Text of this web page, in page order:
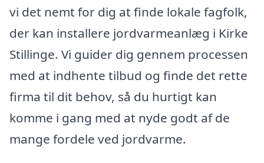
vi det nemt for dig at finde lokale fagfolk,
der kan installere jordvarmeanlæg i Kirke
Stillinge. Vi guider dig gennem processen
med at indhente tilbud og finde det rette
firma til dit behov, så du hurtigt kan
komme i gang med at nyde godt af de
mange fordele ved jordvarme.